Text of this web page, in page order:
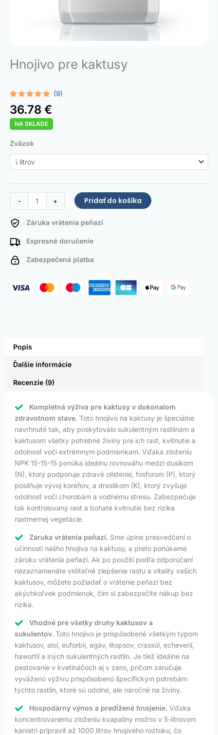
Hnojivo pre kaktusy
Hodnotenie
4.89z 5
na základe
9
zákazníckych
recenzií
(9)
36.78 €
NA SKLADE
Zväzok
-
množstvo
Cactus
Fertilizer
+ Pridať do košíka
Záruka vrátenia peňazí
Expresné doručenie
Zabezpečená platba
Popis
Ďalšie informácie
Recenzie (9)
Kompletná výživa pre kaktusy v dokonalom
zdravotnom stave. Toto hnojivo na kaktusy je špeciálne
navrhnuté tak, aby poskytovalo sukulentným rastlinám a
kaktusom všetky potrebné živiny pre ich rast, kvitnutie a
odolnosť voči extrémnym podmienkam. Vďaka zloženiu
NPK 15-15-15 ponúka ideálnu rovnováhu medzi dusíkom
(N), ktorý podporuje zdravé olistenie, fosforom (P), ktorý
posilňuje vývoj koreňov, a draslíkom (K), ktorý zvyšuje
odolnosť voči chorobám a vodnému stresu. Zabezpečuje
tak kontrolovaný rast a bohaté kvitnutie bez rizika
nadmernej vegetácie.
Záruka vrátenia peňazí. Sme úplne presvedčení o
účinnosti nášho hnojiva na kaktusy, a preto ponúkame
záruku vrátenia peňazí. Ak po použití podľa odporúčaní
nezaznamenáte viditeľné zlepšenie rastu a vitality vašich
kaktusov, môžete požiadať o vrátenie peňazí bez
akýchkoľvek podmienok, čím si zabezpečíte nákup bez
rizika.
Vhodné pre všetky druhy kaktusov a
sukulentov. Toto hnojivo je prispôsobené všetkým typom
kaktusov, aloí, euforbií, agáv, litopsov, crassúl, echeverií,
hawortíí a iných sukulentných rastlín. Je tiež ideálne na
pestovanie v kvetináčoch aj v zemi, pričom zaručuje
vyváženú výživu prispôsobenú špecifickým potrebám
týchto rastlín, ktoré sú odolné, ale náročné na živiny.
Hospodárny výnos a predĺžené hnojenie. Vďaka
koncentrovanému zloženiu kvapaliny možno v 5-litrovom
kanistri pripraviť až 1000 litrov hnojivého roztoku, čo